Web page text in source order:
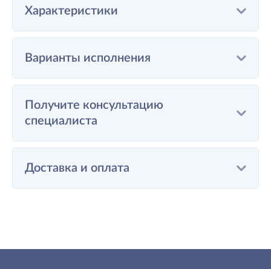
Характеристики
Варианты исполнения
Получите консультацию
специалиста
Доставка и оплата